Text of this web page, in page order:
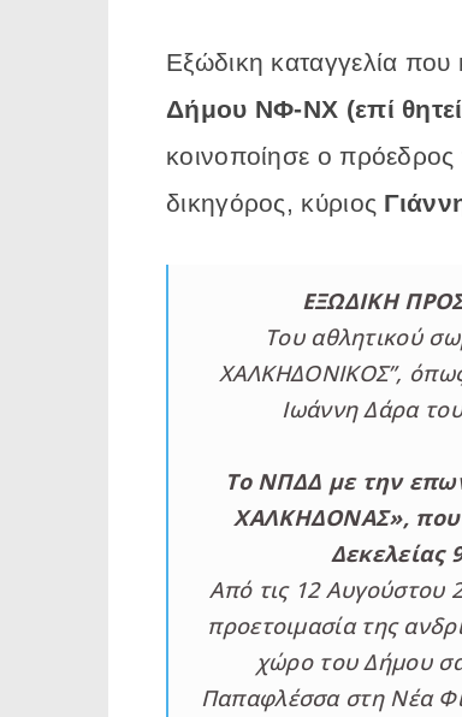
Εξώδικη καταγγελία που
Δήμου ΝΦ-ΝΧ (επί
κοινοποίησε ο
δικηγόρος, κύριος
ΕΞΩΔΙΚΗ
Του αθλητικού
ΧΑΛΚΗΔΟΝΙΚΟΣ”,
Ιωάννη Δάρα
Το ΝΠΔΔ με την
ΧΑΛΚΗΔΟΝΑΣ», που
Δεκελείας
Από τις 12 Αυγούστου
προετοιμασία της
χώρο του Δήμου
Παπαφλέσσα στη Νέα